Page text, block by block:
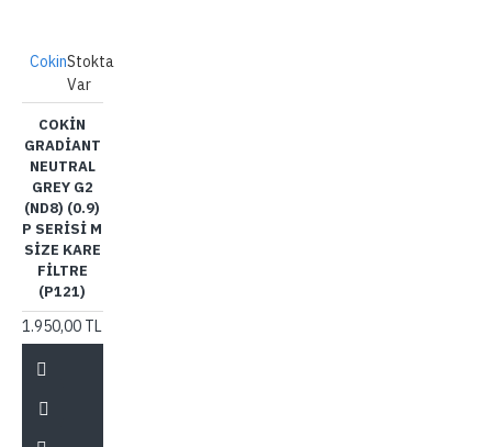
CokinStokta
Var
COKIN
GRADIANT
NEUTRAL
GREY G2
(ND8) (0.9)
P SERISI M
SIZE KARE
FILTRE
(P121)
1.950,00 TL